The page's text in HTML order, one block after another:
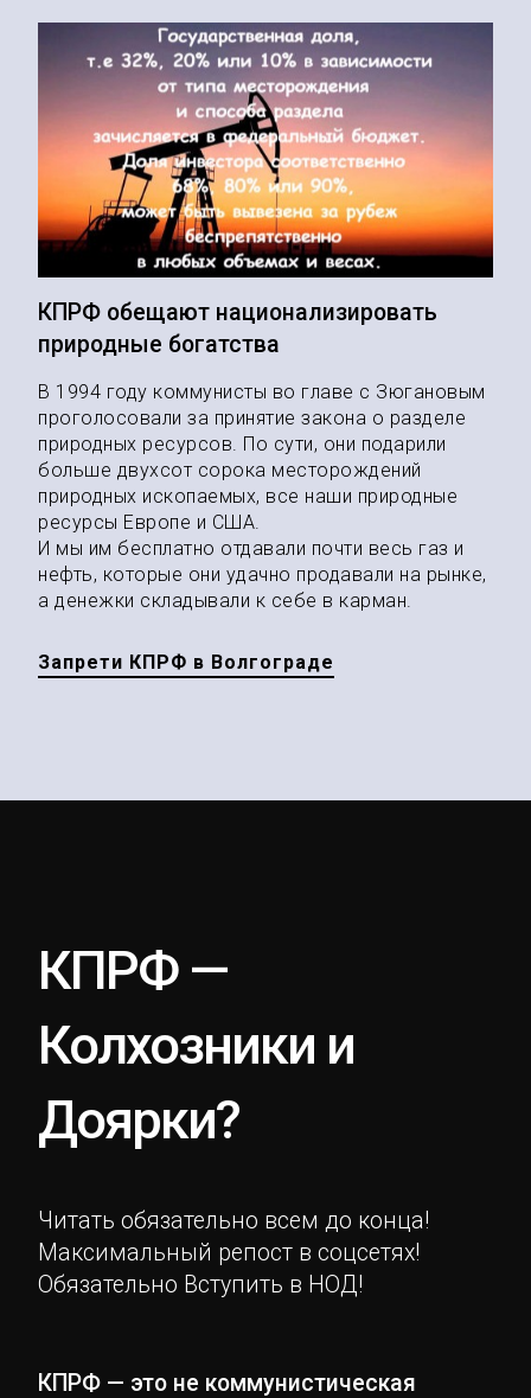
КПРФ обещают национализировать
природные богатства
В 1994 году коммунисты во главе с Зюгановым
проголосовали за принятие закона о разделе
природных ресурсов. По сути, они подарили
больше двухсот сорока месторождений
природных ископаемых, все наши природные
ресурсы Европе и США.
И мы им бесплатно отдавали почти весь газ и
нефть, которые они удачно продавали на рынке,
а денежки складывали к себе в карман.
Запрети КПРФ в Волгограде
КПРФ —
Колхозники и
Доярки?
Читать обязательно всем до конца!
Максимальный репост в соцсетях!
Обязательно Вступить в НОД!
КПРФ — это не коммунистическая